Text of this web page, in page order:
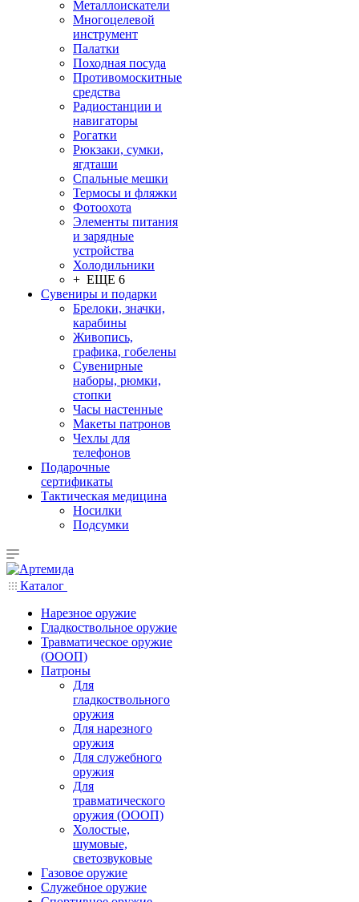
Металлоискатели
Многоцелевой
инструмент
Палатки
Походная посуда
Противомоскитные
средства
Радиостанции и
навигаторы
Рогатки
Рюкзаки, сумки,
ягдташи
Спальные мешки
Термосы и фляжки
Фотоохота
Элементы питания
и зарядные
устройства
Холодильники
+ ЕЩЕ 6
Сувениры и подарки
Брелоки, значки,
карабины
Живопись,
графика, гобелены
Сувенирные
наборы, рюмки,
стопки
Часы настенные
Макеты патронов
Чехлы для
телефонов
Подарочные
сертификаты
Тактическая медицина
Носилки
Подсумки
Каталог
Нарезное оружие
Гладкоствольное оружие
Травматическое оружие
(ОООП)
Патроны
Для
гладкоствольного
оружия
Для нарезного
оружия
Для служебного
оружия
Для
травматического
оружия (ОООП)
Холостые,
шумовые,
светозвуковые
Газовое оружие
Служебное оружие